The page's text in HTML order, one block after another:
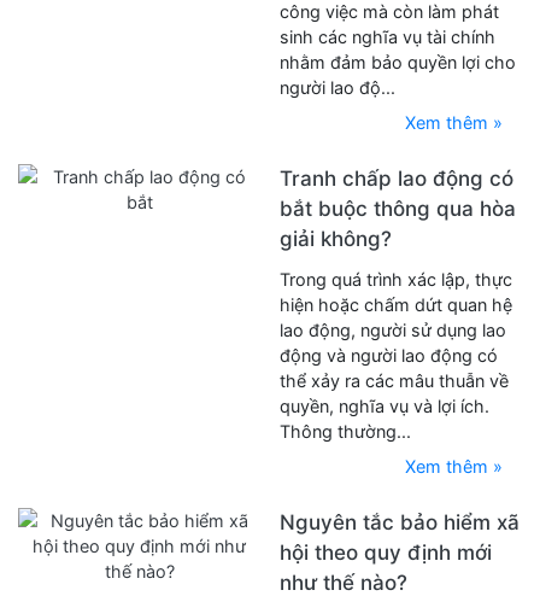
công việc mà còn làm phát
sinh các nghĩa vụ tài chính
nhằm đảm bảo quyền lợi cho
người lao độ...
Xem thêm »
Tranh chấp lao động có
bắt buộc thông qua hòa
giải không?
Trong quá trình xác lập, thực
hiện hoặc chấm dứt quan hệ
lao động, người sử dụng lao
động và người lao động có
thể xảy ra các mâu thuẫn về
quyền, nghĩa vụ và lợi ích.
Thông thường...
Xem thêm »
Nguyên tắc bảo hiểm xã
hội theo quy định mới
như thế nào?